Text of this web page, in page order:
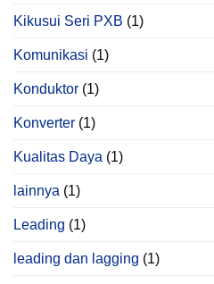
Kikusui Seri PXB (1)
Komunikasi (1)
Konduktor (1)
Konverter (1)
Kualitas Daya (1)
lainnya (1)
Leading (1)
leading dan lagging (1)